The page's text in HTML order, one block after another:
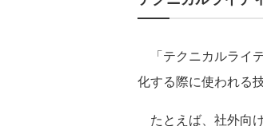
「テクニカルライ
化する際に使われる
たとえば、社外向